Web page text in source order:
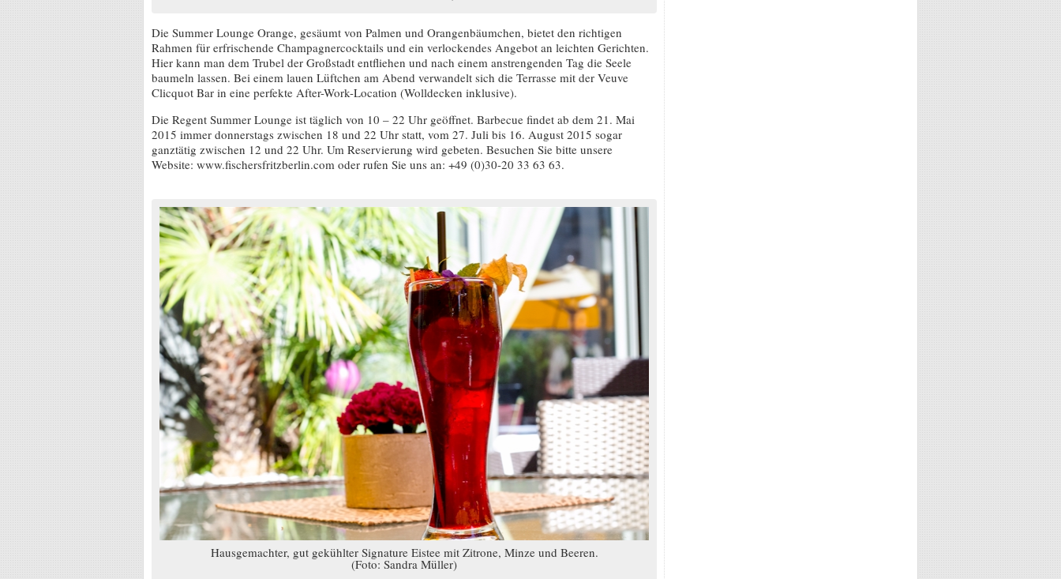
Die Summer Lounge Orange, gesäumt von Palmen und Orangenbäumchen, bietet den richtigen
Rahmen für erfrischende Champagnercocktails und ein verlockendes Angebot an leichten Gerichten.
Hier kann man dem Trubel der Großstadt entfliehen und nach einem anstrengenden Tag die Seele
baumeln lassen. Bei einem lauen Lüftchen am Abend verwandelt sich die Terrasse mit der Veuve
Clicquot Bar in eine perfekte After-Work-Location (Wolldecken inklusive).
Die Regent Summer Lounge ist täglich von 10 – 22 Uhr geöffnet. Barbecue findet ab dem 21. Mai
2015 immer donnerstags zwischen 18 und 22 Uhr statt, vom 27. Juli bis 16. August 2015 sogar
ganztätig zwischen 12 und 22 Uhr. Um Reservierung wird gebeten. Besuchen Sie bitte unsere
Website: www.fischersfritzberlin.com oder rufen Sie uns an: +49 (0)30-20 33 63 63.
Hausgemachter, gut gekühlter Signature Eistee mit Zitrone, Minze und Beeren.
(Foto: Sandra Müller)